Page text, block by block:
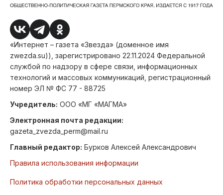
«Интернет – газета «Звезда» (доменное имя
zwezda.su)), зарегистрировано 22.11.2024 Федеральной
службой по надзору в сфере связи, информационных
технологий и массовых коммуникаций, регистрационный
номер ЭЛ № ФС 77 - 88725
Учредитель: ООО «МГ «МАГМА»
Электронная почта редакции:
gazeta_zvezda_perm@mail.ru
Главный редактор: Бурков Алексей Александрович
Правила использования информации
Политика обработки персональных данных